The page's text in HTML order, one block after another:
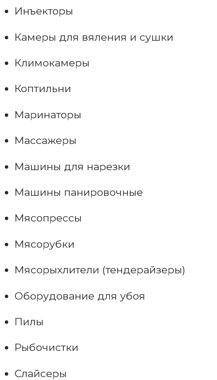
Инъекторы
Камеры для вяления и сушки
Климокамеры
Коптильни
Маринаторы
Массажеры
Машины для нарезки
Машины панировочные
Мясопрессы
Мясорубки
Мясорыхлители (тендерайзеры)
Оборудование для убоя
Пилы
Рыбочистки
Слайсеры